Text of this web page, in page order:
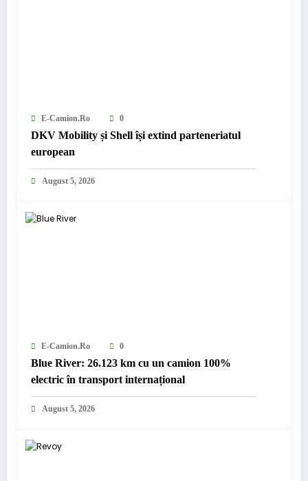
E-Camion.ro 0
DKV Mobility și Shell își extind parteneriatul
european
August 5, 2026
E-Camion.ro 0
Blue River: 26.123 km cu un camion 100%
electric în transport internațional
August 5, 2026